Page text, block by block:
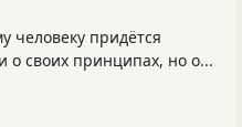
человеку придётся
о своих принципах, но о...